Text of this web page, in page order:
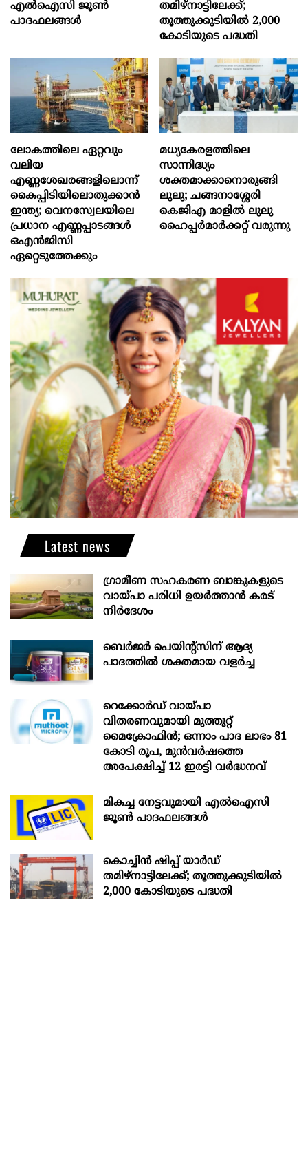
എൽഐസി ജൂൺ
പാദഫലങ്ങൾ
തമിഴ്നാട്ടിലേക്ക്;
തൂത്തുക്കുടിയിൽ 2,000
കോടിയുടെ പദ്ധതി
ലോകത്തിലെ ഏറ്റവും
വലിയ
എണ്ണശേഖരങ്ങളിലൊന്ന്
കൈപ്പിടിയിലൊതുക്കാന്‍
ഇന്ത്യ; വെനസ്വേലയിലെ
പ്രധാന എണ്ണപ്പാടങ്ങള്‍
ഒഎന്‍ജിസി
ഏറ്റെടുത്തേക്കും
മധ്യകേരളത്തിലെ
സാന്നിദ്ധ്യം
ശക്തമാക്കാനൊരുങ്ങി
ലുലു; ചങ്ങനാശ്ശേരി
കെജിഎ മാളിൽ ലുലു
ഹൈപ്പർമാർക്കറ്റ് വരുന്നു
Latest news
ഗ്രാമീണ സഹകരണ ബാങ്കുകളുടെ
വായ്പാ പരിധി ഉയർത്താൻ കരട്
നിർദേശം
ബെർജർ പെയിന്റ്സിന് ആദ്യ
പാദത്തിൽ ശക്തമായ വളർച്ച
റെക്കോർഡ് വായ്പാ
വിതരണവുമായി മുത്തൂറ്റ്
മൈക്രോഫിൻ; ഒന്നാം പാദ ലാഭം 81
കോടി രൂപ, മുൻവർഷത്തെ
അപേക്ഷിച്ച് 12 ഇരട്ടി വർദ്ധനവ്
മികച്ച നേട്ടവുമായി എൽഐസി
ജൂൺ പാദഫലങ്ങൾ
കൊച്ചിന്‍ ഷിപ്പ് യാർഡ്
തമിഴ്നാട്ടിലേക്ക്; തൂത്തുക്കുടിയിൽ
2,000 കോടിയുടെ പദ്ധതി